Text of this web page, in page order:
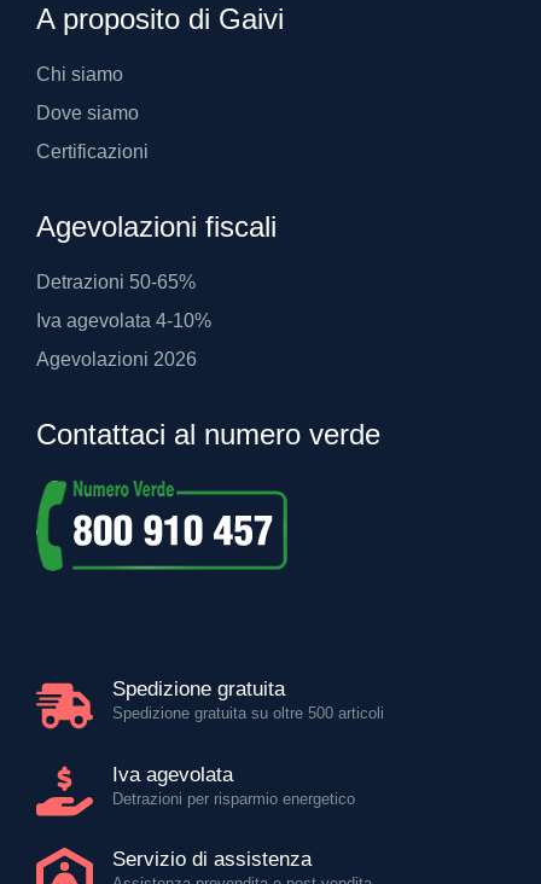
A proposito di Gaivi
Chi siamo
Dove siamo
Certificazioni
Agevolazioni fiscali
Detrazioni 50-65%
Iva agevolata 4-10%
Agevolazioni 2026
Contattaci al numero verde
Spedizione gratuita
Spedizione gratuita su oltre 500 articoli
Iva agevolata
Detrazioni per risparmio energetico
Servizio di assistenza